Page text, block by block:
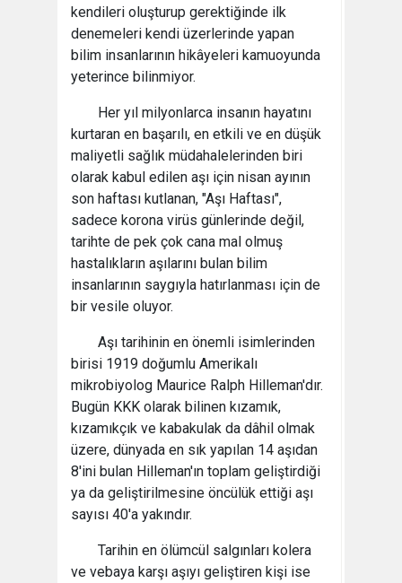
kendileri oluşturup gerektiğinde ilk
denemeleri kendi üzerlerinde yapan
bilim insanlarının hikâyeleri kamuoyunda
yeterince bilinmiyor.
Her yıl milyonlarca insanın hayatını
kurtaran en başarılı, en etkili ve en düşük
maliyetli sağlık müdahalelerinden biri
olarak kabul edilen aşı için nisan ayının
son haftası kutlanan, "Aşı Haftası",
sadece korona virüs günlerinde değil,
tarihte de pek çok cana mal olmuş
hastalıkların aşılarını bulan bilim
insanlarının saygıyla hatırlanması için de
bir vesile oluyor.
Aşı tarihinin en önemli isimlerinden
birisi 1919 doğumlu Amerikalı
mikrobiyolog Maurice Ralph Hilleman'dır.
Bugün KKK olarak bilinen kızamık,
kızamıkçık ve kabakulak da dâhil olmak
üzere, dünyada en sık yapılan 14 aşıdan
8'ini bulan Hilleman'ın toplam geliştirdiği
ya da geliştirilmesine öncülük ettiği aşı
sayısı 40'a yakındır.
Tarihin en ölümcül salgınları kolera
ve vebaya karşı aşıyı geliştiren kişi ise